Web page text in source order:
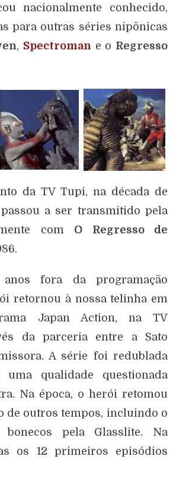
nacionalmente conhecido,
para outras séries nipônicas
, Spectroman e o Regresso
da TV Tupi, na década de
a ser transmitido pela
com O Regresso de
fora da programação
retornou à nossa telinha em
Japan Action, na TV
da parceria entre a Sato
A série foi redublada
uma qualidade questionada
Na época, o herói retomou
de outros tempos, incluindo o
bonecos pela Glasslite. Na
os 12 primeiros episódios